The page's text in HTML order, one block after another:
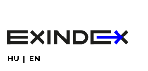
main
content
HU EN